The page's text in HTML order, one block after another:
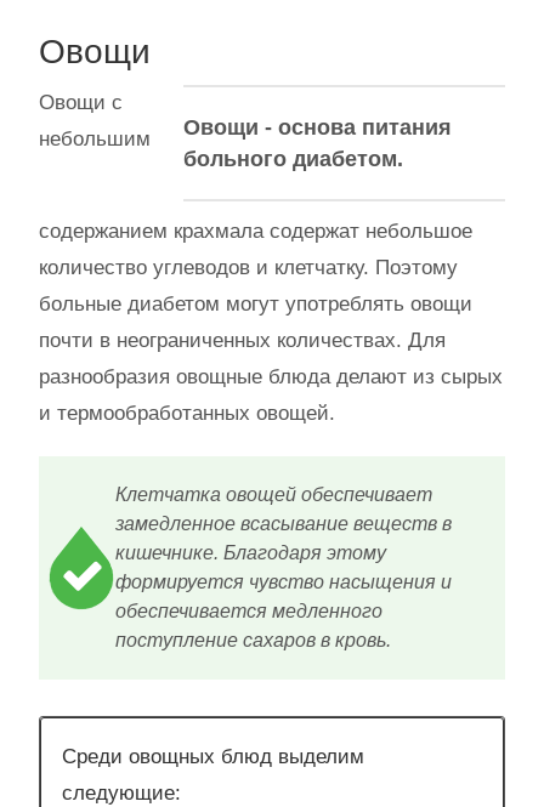
Овощи
Овощи - основа питания
больного диабетом.
Овощи с
небольшим
содержанием крахмала содержат небольшое
количество углеводов и клетчатку. Поэтому
больные диабетом могут употреблять овощи
почти в неограниченных количествах. Для
разнообразия овощные блюда делают из сырых
и термообработанных овощей.
Клетчатка овощей обеспечивает
замедленное всасывание веществ в
кишечнике. Благодаря этому
формируется чувство насыщения и
обеспечивается медленного
поступление сахаров в кровь.
Среди овощных блюд выделим
следующие: